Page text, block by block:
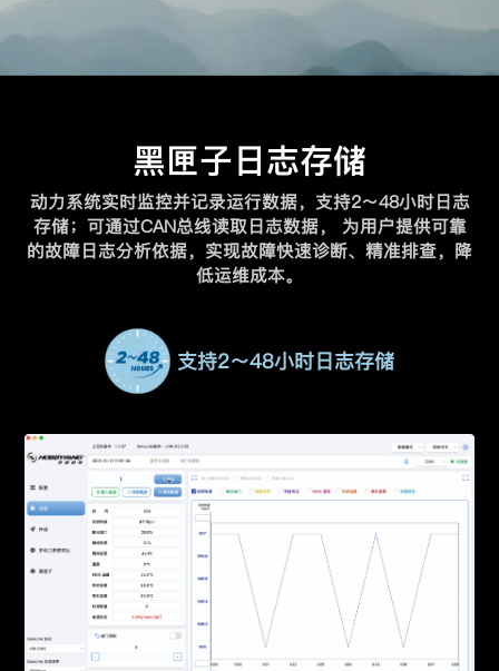
黑匣子日志存储
动力系统实时监控并记录运行数据，支持2～48小时日志
存储；可通过CAN总线读取日志数据，
为用户提供可靠
的故障日志分析依据，实现故障快速诊断、精准排查，降
低运维成本。
支持2～48小时日志存储